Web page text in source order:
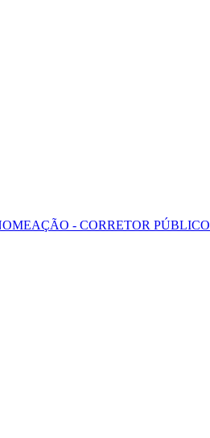
- CORRETOR PÚBLICO